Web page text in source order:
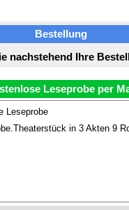
Bestellung
nachstehend Ihre
Leseprobe per
Leseprobe
in 3 Akten 9